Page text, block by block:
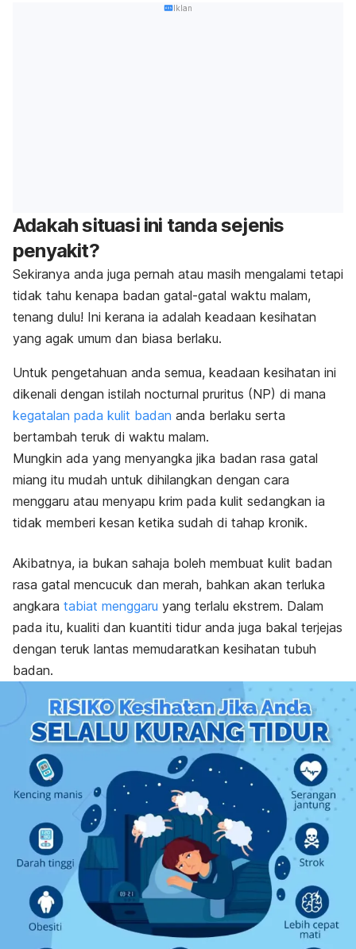
Iklan
Adakah situasi ini tanda sejenis
penyakit?
Sekiranya anda juga pernah atau masih mengalami tetapi
tidak tahu kenapa badan gatal-gatal waktu malam,
tenang dulu! Ini kerana ia adalah keadaan kesihatan
yang agak umum dan biasa berlaku.
Untuk pengetahuan anda semua, keadaan kesihatan ini
dikenali dengan istilah nocturnal pruritus (NP) di mana
kegatalan pada kulit badan anda berlaku serta
bertambah teruk di waktu malam.
Mungkin ada yang menyangka jika badan rasa gatal
miang itu mudah untuk dihilangkan dengan cara
menggaru atau menyapu krim pada kulit sedangkan ia
tidak memberi kesan ketika sudah di tahap kronik.
Akibatnya, ia bukan sahaja boleh membuat kulit badan
rasa gatal mencucuk dan merah, bahkan akan terluka
angkara tabiat menggaru yang terlalu ekstrem. Dalam
pada itu, kualiti dan kuantiti tidur anda juga bakal terjejas
dengan teruk lantas memudaratkan kesihatan tubuh
badan.